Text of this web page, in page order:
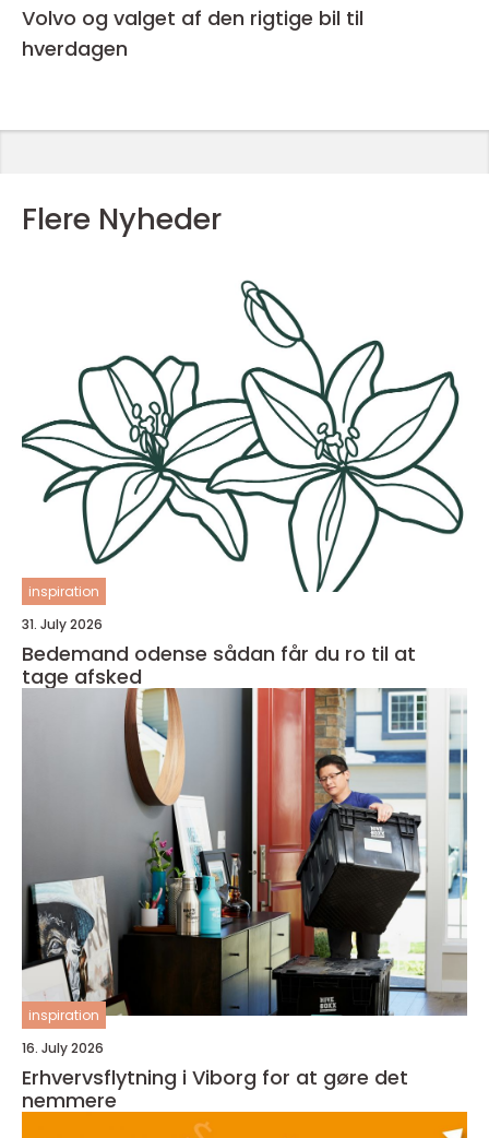
Volvo og valget af den rigtige bil til
hverdagen
Flere Nyheder
inspiration
31. July 2026
Bedemand odense sådan får du ro til at
tage afsked
inspiration
16. July 2026
Erhvervsflytning i Viborg for at gøre det
nemmere